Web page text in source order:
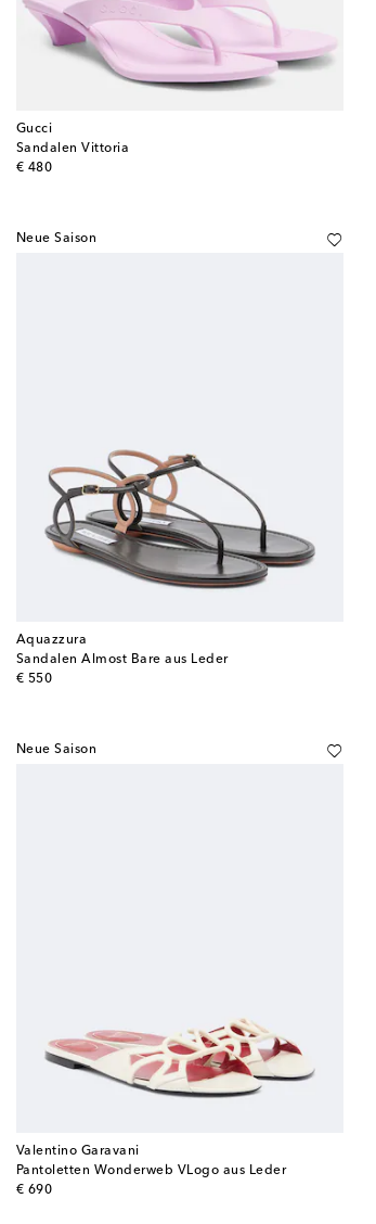
Gucci
Sandalen Vittoria
€ 480
original price
Neue Saison
Aquazzura
Sandalen Almost Bare aus Leder
€ 550
original price
Neue Saison
Valentino Garavani
Pantoletten Wonderweb VLogo aus Leder
€ 690
original price